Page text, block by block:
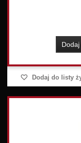
Dodaj do listy